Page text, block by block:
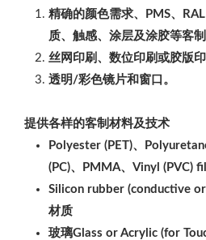
精确的颜色需求、PMS、
质、触感、涂层及涂胶等客制
丝网印刷、数位印刷或胶版印
透明/彩色镜片和窗口。
提供各样的客制材料及技术
Polyester (PET)、
(PC)、PMMA、Vinyl (PVC)
Silicon rubber (conductive
材质
玻璃Glass or Acrylic (for